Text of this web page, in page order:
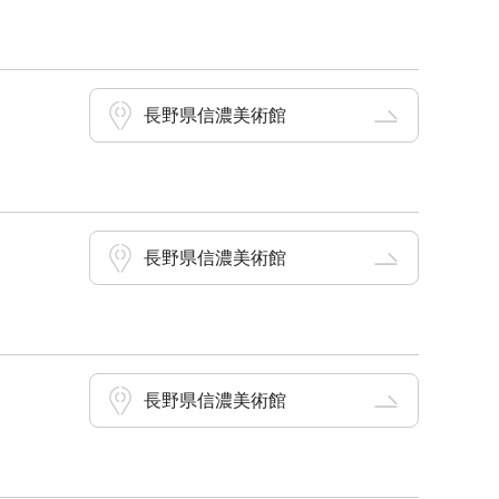
長野県信濃美術館
長野県信濃美術館
長野県信濃美術館